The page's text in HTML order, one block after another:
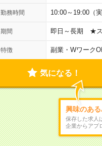
勤務時間 10:00～19:00（
期間 即日～長期 ★ス
特徴 副業・Wワーク
気になる！
興味のある
保存した求人
企業からアプ